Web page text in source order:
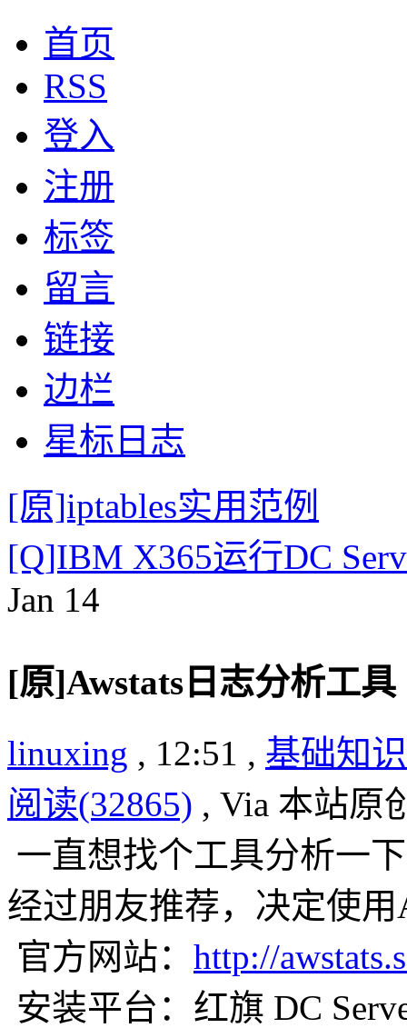
首页
RSS
登入
注册
标签
留言
链接
边栏
星标日志
[原]iptables实用范例
[Q]IBM X365运行DC
Jan 14
[原]Awstats日志分析工具
linuxing , 12:51 , 基础知识
阅读(32865) , Via 本站原
一直想找个工具分析一
经过朋友推荐，决定使用
官方网站： http://
安装平台：红旗 DC